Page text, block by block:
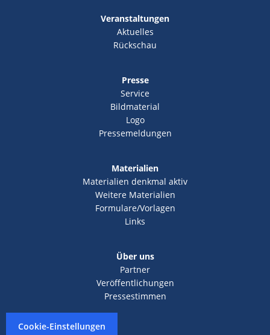
Veranstaltungen
Aktuelles
Rückschau
Presse
Service
Bildmaterial
Logo
Pressemeldungen
Materialien
Materialien denkmal aktiv
Weitere Materialien
Formulare/Vorlagen
Links
Über uns
Partner
Veröffentlichungen
Pressestimmen
Cookie-Einstellungen